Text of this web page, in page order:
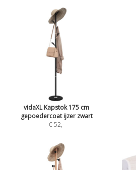
vidaXL Kapstok 175 cm
gepoedercoat ijzer zwart
€ 52,-